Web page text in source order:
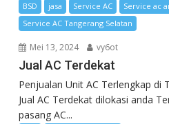
BSD jasa Service AC
Service ac
Service AC Tangerang Selatan
Mei 13, 2024 vy6ot
Jual AC Terdekat
Penjualan Unit AC Terlengkap di
Jual AC Terdekat dilokasi anda
pasang AC...